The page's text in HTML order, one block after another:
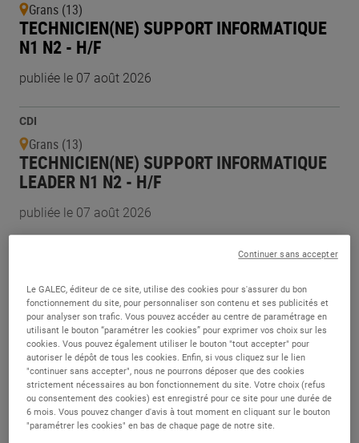
Grans (13)
TECHNICIEN(NE) SUPPORT INFORMATIQUE
N1 N2 - H/F
publiée le 07 août 2026
CDI
Grans (13)
TECHNICIEN(NE) SUPPORT INFORMATIQUE
LEADER N1 N2 - H/F
publiée le 07 août 2026
LEADER PRODUIT BIG DATA - GT SOLUTIONS
CLIENT - H/F
publiée le 07 août 2026
Alternance
Caudry (59)
ALTERNANCE - TECHNICIEN(NE)
Le GALEC, éditeur de ce site, utilise des cookies pour s'assurer du bon
fonctionnement du site, pour personnaliser son contenu et ses publicités et
pour analyser son trafic. Vous pouvez accéder au centre de paramétrage en
utilisant le bouton “paramétrer les cookies” pour exprimer vos choix sur les
cookies. Vous pouvez également utiliser le bouton "tout accepter" pour
autoriser le dépôt de tous les cookies. Enfin, si vous cliquez sur le lien
"continuer sans accepter", nous ne pourrons déposer que des cookies
strictement nécessaires au bon fonctionnement du site. Votre choix (refus
ou consentement des cookies) est enregistré pour ce site pour une durée de
6 mois. Vous pouvez changer d'avis à tout moment en cliquant sur le bouton
"paramétrer les cookies" en bas de chaque page de notre site.
Continuer sans accepter